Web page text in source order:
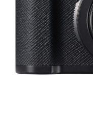
Huse si tocuri
Obiective Cinematice
Parasolare
Teleconvertoare
Adaptoare montura /